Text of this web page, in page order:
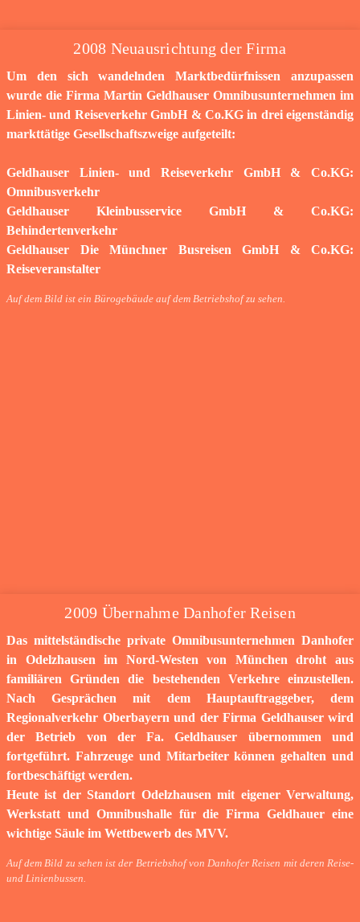
2008 Neuausrichtung der Firma
Um den sich wandelnden Marktbedürfnissen anzupassen
wurde die Firma Martin Geldhauser Omnibusunternehmen im
Linien- und Reiseverkehr GmbH & Co.KG in drei eigenständig
markttätige Gesellschaftszweige aufgeteilt:
Geldhauser Linien- und Reiseverkehr GmbH & Co.KG:
Omnibusverkehr
Geldhauser Kleinbusservice GmbH & Co.KG:
Behindertenverkehr
Geldhauser Die Münchner Busreisen GmbH & Co.KG:
Reiseveranstalter
Auf dem Bild ist ein Bürogebäude auf dem Betriebshof zu sehen.
2009 Übernahme Danhofer Reisen
Das mittelständische private Omnibusunternehmen Danhofer
in Odelzhausen im Nord-Westen von München droht aus
familiären Gründen die bestehenden Verkehre einzustellen.
Nach Gesprächen mit dem Hauptauftraggeber, dem
Regionalverkehr Oberbayern und der Firma Geldhauser wird
der Betrieb von der Fa. Geldhauser übernommen und
fortgeführt. Fahrzeuge und Mitarbeiter können gehalten und
fortbeschäftigt werden.
Heute ist der Standort Odelzhausen mit eigener Verwaltung,
Werkstatt und Omnibushalle für die Firma Geldhauer eine
wichtige Säule im Wettbewerb des MVV.
Auf dem Bild zu sehen ist der Betriebshof von Danhofer Reisen mit deren Reise-
und Linienbussen.